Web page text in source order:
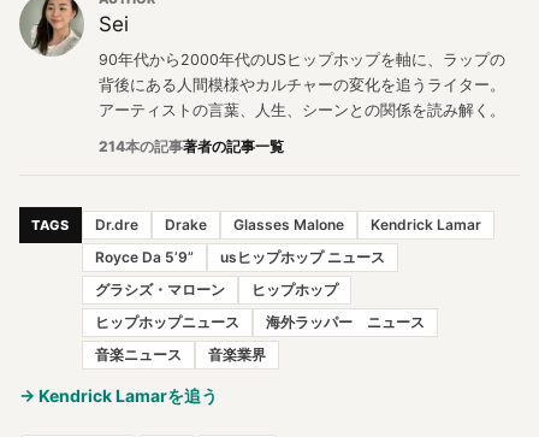
Sei
90年代から2000年代のUSヒップホップを軸に、ラップの
背後にある人間模様やカルチャーの変化を追うライター。
アーティストの言葉、人生、シーンとの関係を読み解く。
214本の記事著者の記事一覧
TAGS Dr.dre Drake Glasses Malone
Kendrick Lamar
Royce Da 5’9”
usヒップホップ ニュース
グラシズ・マローン
ヒップホップ
ヒップホップニュース
海外ラッパー ニュース
音楽ニュース
音楽業界
→ Kendrick Lamarを追う